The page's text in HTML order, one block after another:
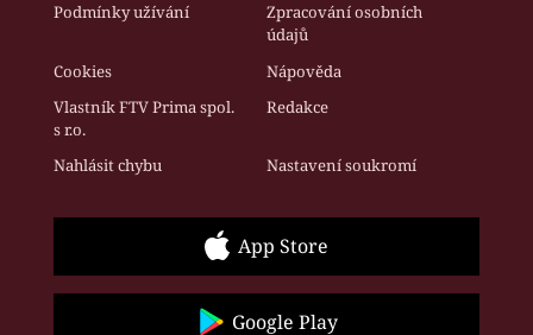
Podmínky užívání
Zpracování osobních
údajů
Cookies
Nápověda
Vlastník FTV Prima spol.
s r.o.
Redakce
Nahlásit chybu Nastavení soukromí
App Store
Google Play